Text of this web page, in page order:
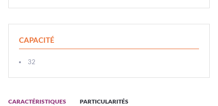
CARACTÉRISTIQUES PARTICULARITÉS
CAPACITÉ
32